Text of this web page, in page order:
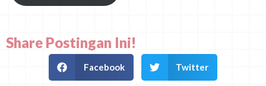
Share Postingan Ini!
Facebook Twitter